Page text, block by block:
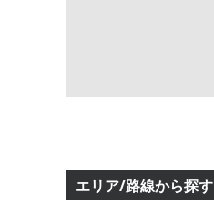
エリア/路線から探す